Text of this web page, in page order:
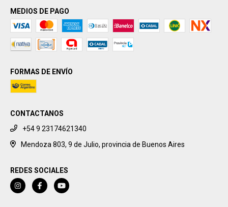
MEDIOS DE PAGO
FORMAS DE ENVÍO
CONTACTANOS
+54 9 23174621340
Mendoza 803, 9 de Julio, provincia de Buenos Aires
REDES SOCIALES